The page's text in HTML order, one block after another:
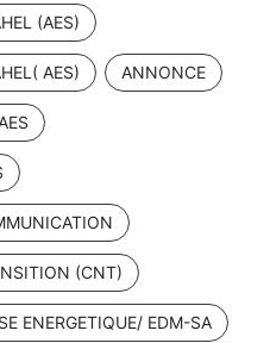
(AES)
AES) ANNONCE
(CNT)
ENERGETIQUE/ EDM-SA